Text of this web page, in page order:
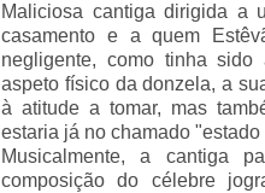
Maliciosa cantiga dirigida a
casamento e a quem
negligente, como tinha
aspeto físico da donzela, a
à atitude a tomar, mas
estaria já no chamado
Musicalmente, a cantiga
composição do célebre